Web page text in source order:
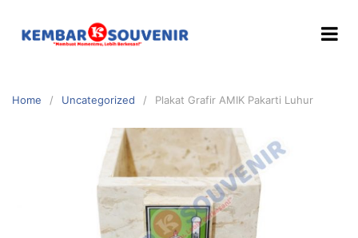
Home Uncategorized Plakat Grafir AMIK Pakarti Luhur